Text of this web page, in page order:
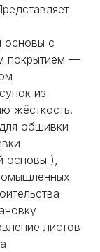
основы с
покрытием —
из
жёсткость.
обшивки
основы ),
листов